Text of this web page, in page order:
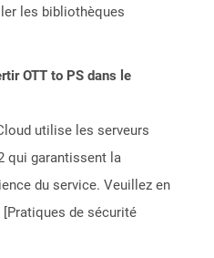
les bibliothèques
OTT to PS dans le
utilise les serveurs
qui garantissent la
du service. Veuillez en
de sécurité